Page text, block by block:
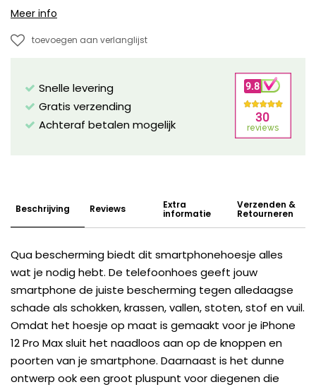
Meer info
toevoegen aan verlanglijst
Snelle levering
Gratis verzending
Achteraf betalen mogelijk
Beschrijving Reviews Extra
informatie
Verzenden &
Retourneren
Qua bescherming biedt dit smartphonehoesje alles
wat je nodig hebt. De telefoonhoes geeft jouw
smartphone de juiste bescherming tegen alledaagse
schade als schokken, krassen, vallen, stoten, stof en vuil.
Omdat het hoesje op maat is gemaakt voor je iPhone
12 Pro Max sluit het naadloos aan op de knoppen en
poorten van je smartphone. Daarnaast is het dunne
ontwerp ook een groot pluspunt voor diegenen die